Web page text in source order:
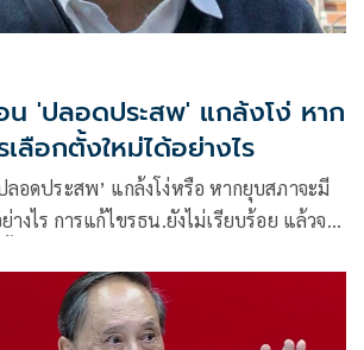
'ปลอดประสพ' แกล้งโง่ หาก
ลือกตั้งใหม่ได้อย่างไร
อดประสพ’ แกล้งโง่หรือ หากยุบสภาจะมี
บร้อย แล้วจะ
ษาการไปอีกนานเท่าไหร่